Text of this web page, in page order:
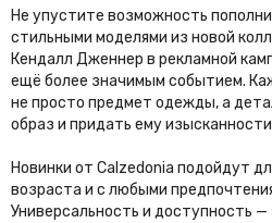
Не упустите возможность
стильными моделями из новой
Кендалл Дженнер в рекламной
ещё более значимым событием.
не просто предмет одежды, а
образ и придать ему
Новинки от Calzedonia подойдут
возраста и с любыми
Универсальность и доступность